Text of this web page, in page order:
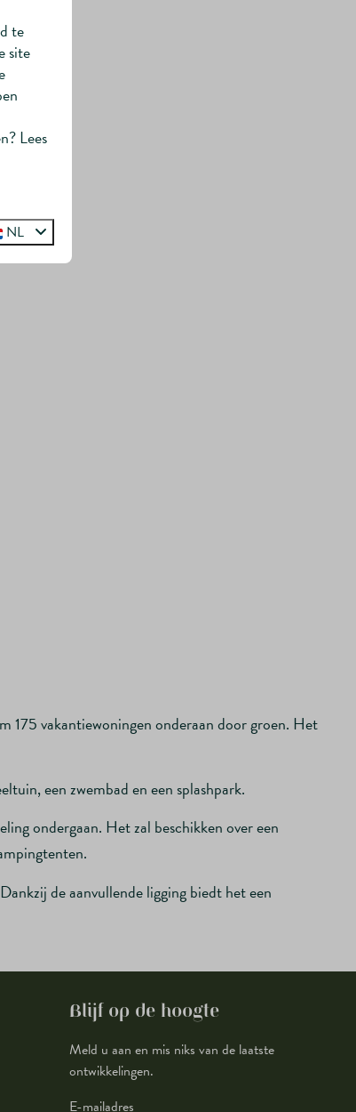
175 vakantiewoningen onderaan door groen. Het
een zwembad en een splashpark.
ondergaan. Het zal beschikken over een
de aanvullende ligging biedt het een
Blijf op de hoogte
Meld u aan en mis niks van de laatste
ontwikkelingen.
E-mailadres
te
site
Lees
NL